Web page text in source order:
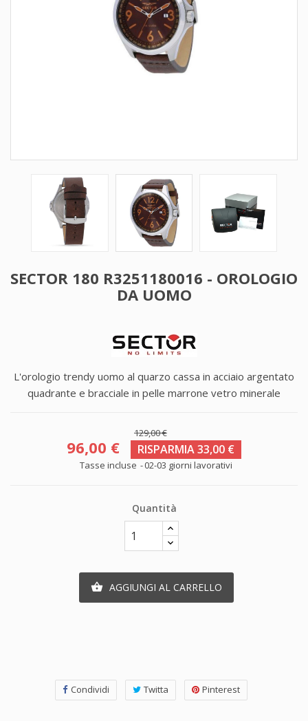
SECTOR 180 R3251180016 - OROLOGIO
DA UOMO
L'orologio trendy uomo al quarzo cassa in acciaio argentato
quadrante e bracciale in pelle marrone vetro minerale
129,00 €
96,00 € RISPARMIA 33,00 €
Tasse incluse 02-03 giorni lavorativi
Quantità
 AGGIUNGI AL CARRELLO
Condividi Twitta Pinterest